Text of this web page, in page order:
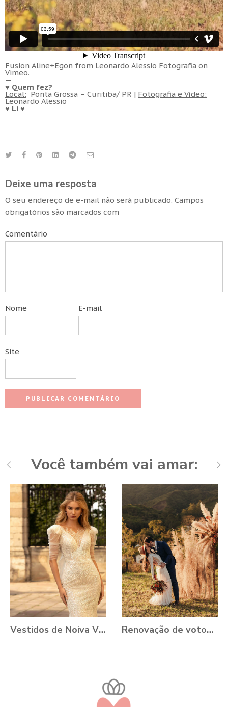
Fusion Aline+Egon from Leonardo Alessio Fotografia on
Vimeo.
—
♥ Quem fez?
Local: Ponta Grossa – Curitiba/ PR | Fotografia e Vídeo:
Leonardo Alessio
♥ Li ♥
Deixe uma resposta
O seu endereço de e-mail não será publicado. Campos
obrigatórios são marcados com
Comentário
Nome E-mail
Site
Você também vai amar:
Vestidos de Noiva VONÁ Concept - Coleção Romance 2021 Renovação de votos: Aline e Danilo, Ouro Preto - MG